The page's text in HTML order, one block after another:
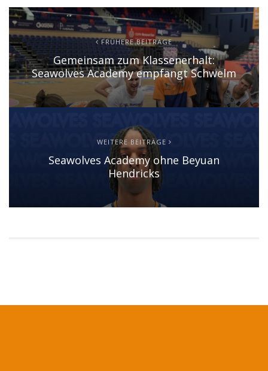
FRÜHERE BEITRÄGE
Gemeinsam zum Klassenerhalt:
Seawolves Academy empfängt Schwelm
WEITERE BEITRÄGE
Seawolves Academy ohne Beyuan
Hendricks